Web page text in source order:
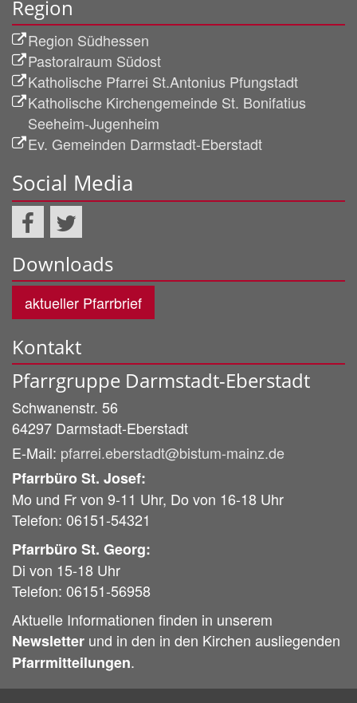
Region
Region Südhessen
Pastoralraum Südost
Katholische Pfarrei St.Antonius Pfungstadt
Katholische Kirchengemeinde St. Bonifatius
Seeheim-Jugenheim
Ev. Gemeinden Darmstadt-Eberstadt
Social Media
Downloads
aktueller Pfarrbrief
Kontakt
Pfarrgruppe Darmstadt-Eberstadt
Schwanenstr. 56
64297 Darmstadt-Eberstadt
E-Mail: pfarrei.eberstadt@bistum-mainz.de
Pfarrbüro St. Josef:
Mo und Fr von 9-11 Uhr, Do von 16-18 Uhr
Telefon: 06151-54321
Pfarrbüro St. Georg:
Di von 15-18 Uhr
Telefon: 06151-56958
Aktuelle Informationen finden in unserem
Newsletter und in den in den Kirchen ausliegenden
Pfarrmitteilungen.